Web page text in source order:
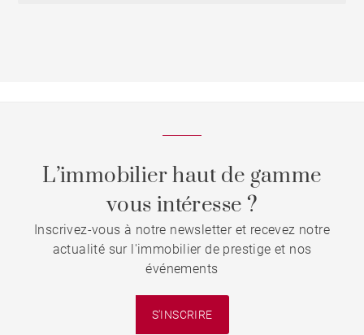
L’immobilier haut de gamme
vous intéresse ?
Inscrivez-vous à notre newsletter et recevez notre
actualité sur l'immobilier de prestige et nos
événements
S'INSCRIRE